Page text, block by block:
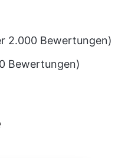
2.000 Bewertungen)
Bewertungen)